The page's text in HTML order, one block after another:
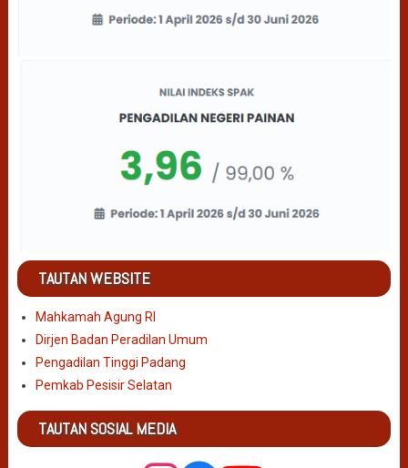
TAUTAN WEBSITE
Mahkamah Agung RI
Dirjen Badan Peradilan Umum
Pengadilan Tinggi Padang
Pemkab Pesisir Selatan
TAUTAN SOSIAL MEDIA